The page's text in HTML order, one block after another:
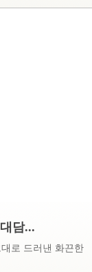
담...
로 드러낸 화끈한